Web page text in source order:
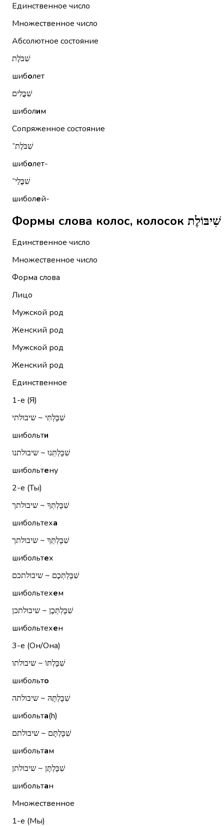
Единственное число
Множественное число
Абсолютное состояние
שִׁבֹּלֶת
шиболет
שִׁבֳּלִים
шиболим
Сопряженное состояние
שִׁבֹּלֶת־
шиболет-
שִׁבֳּלֵי־
шиболей-
Единственное число
Множественное число
Форма слова
Лицо
Мужской род
Женский род
Мужской род
Женский род
Единственное
1-е (Я)
שִׁבָּלְתִּי ~ שיבולתי
шибольти
שִׁבָּלְתֵּנוּ ~ שיבולתנו
шибольтену
2-е (Ты)
שִׁבָּלְתְּךָ ~ שיבולתך
шибольтеха
שִׁבָּלְתֵּךְ ~ שיבולתך
шибольтех
שִׁבָּלְתְּכֶם ~ שיבולתכם
шибольтехем
שִׁבָּלְתְּכֶן ~ שיבולתכן
шибольтехен
3-е (Он/Она)
שִׁבָּלְתּוֹ ~ שיבולתו
шибольто
שִׁבָּלְתָּהּ ~ שיבולתה
шибольта(h)
שִׁבָּלְתָּם ~ שיבולתם
шибольтам
שִׁבָּלְתָּן ~ שיבולתן
шибольтан
Множественное
1-е (Мы)